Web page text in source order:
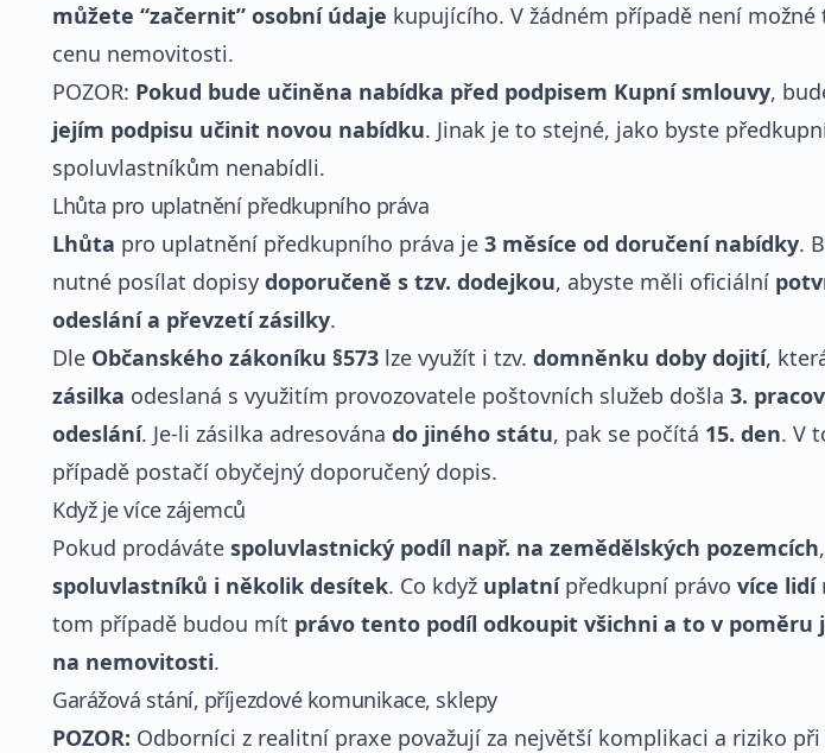
můžete “začernit” osobní údaje kupujícího. V žádném případě není
cenu nemovitosti.
POZOR: Pokud bude učiněna nabídka před podpisem Kupní smlouvy,
jejím podpisu učinit novou nabídku. Jinak je to stejné, jako byste
spoluvlastníkům nenabídli.
Lhůta pro uplatnění předkupního práva
Lhůta pro uplatnění předkupního práva je 3 měsíce od doručení nabídky.
nutné posílat dopisy doporučeně s tzv. dodejkou, abyste měli oficiální
odeslání a převzetí zásilky.
Dle Občanského zákoníku §573 lze využít i tzv. domněnku doby dojití,
zásilka odeslaná s využitím provozovatele poštovních služeb došla 3.
odeslání. Je-li zásilka adresována do jiného státu, pak se počítá 15. den. V
případě postačí obyčejný doporučený dopis.
Když je více zájemců
Pokud prodáváte spoluvlastnický podíl např. na zemědělských pozemcích
spoluvlastníků i několik desítek. Co když uplatnípředkupní právo více lidí
tom případě budou mít právo tento podíl odkoupit všichni a to v poměru
na nemovitosti.
Garážová stání, příjezdové komunikace, sklepy
POZOR: Odborníci z realitní praxe považují za největší komplikaci a riziko